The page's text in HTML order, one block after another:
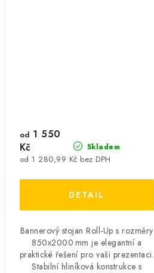
Skladem
od 1 280,99 Kč bez DPH
od 1 550
Kč
Bannerový stojan Roll-Up s rozměry
850x2000 mm je elegantní a
praktické řešení pro vaši prezentaci.
Stabilní hliníková konstrukce s